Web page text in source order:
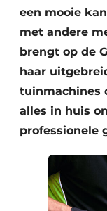
een mooie
met andere
brengt op de
haar
tuinmachines
alles in huis
professionele